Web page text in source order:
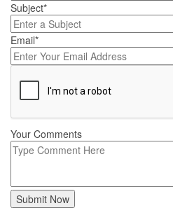
Subject*
Email*
Your Comments
Submit Now